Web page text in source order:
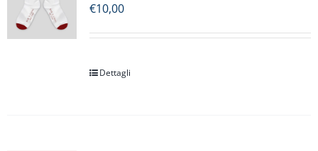
€10,00
Dettagli